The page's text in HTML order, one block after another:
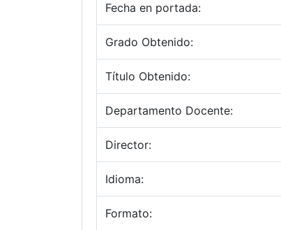
Fecha en portada:
Grado Obtenido:
Título Obtenido:
Departamento Docente:
Director:
Idioma:
Formato: